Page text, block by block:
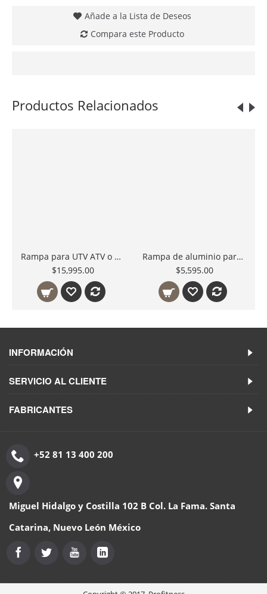
Añade a la Lista de Deseos
Compara este Producto
Productos Relacionados
Rampa para UTV ATV o Carrito de Golf ATF-6224 para subir a remolque
$15,995.00
Rampa de aluminio para motocross o enduro AFL-9012
$5,595.00
INFORMACIÓN
SERVICIO AL CLIENTE
FABRICANTES
+52 81 13 400 200
Miguel Hidalgo y Costilla 102 B Col. La Fama. Santa
Catarina, Nuevo León México